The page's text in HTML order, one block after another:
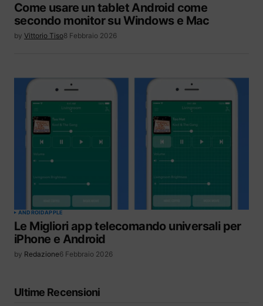
Come usare un tablet Android come
secondo monitor su Windows e Mac
by Vittorio Tiso8 Febbraio 2026
ANDROIDAPPLE
Le Migliori app telecomando universali per
iPhone e Android
by Redazione6 Febbraio 2026
Ultime Recensioni